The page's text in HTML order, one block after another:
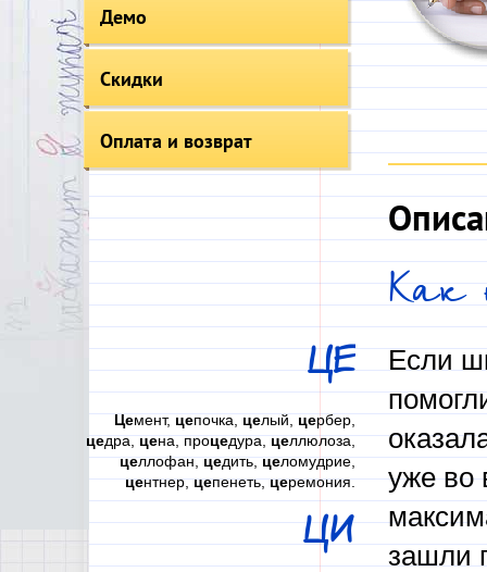
Демо
Скидки
Оплата и возврат
ЦЕ
Цемент,цепочка,целый,цербер,
цедра,цена, процедура,целлюлоза,
целлофан,цедить,целомудрие,
центнер,цепенеть,церемония.
ЦИ
Как
Если
уже во
зашли